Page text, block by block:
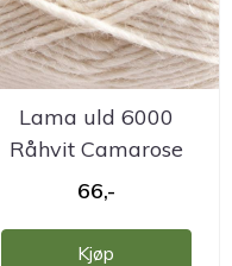
Lama uld 6000
Råhvit Camarose
66,-
Kjøp